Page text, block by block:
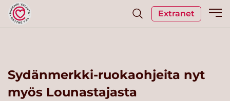
Extranet
Sydänmerkki-ruokaohjeita nyt
myös Lounastajasta